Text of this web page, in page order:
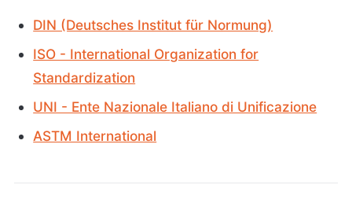
DIN (Deutsches Institut für Normung)
ISO - International Organization for
Standardization
UNI - Ente Nazionale Italiano di Unificazione
ASTM International